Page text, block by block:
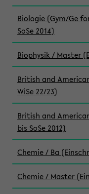
Biologie (Gym/Ge
SoSe 2014)
Biophysik / Master
British and
WiSe 22/23)
British and
bis SoSe 2012)
Chemie / Ba
Chemie / Master